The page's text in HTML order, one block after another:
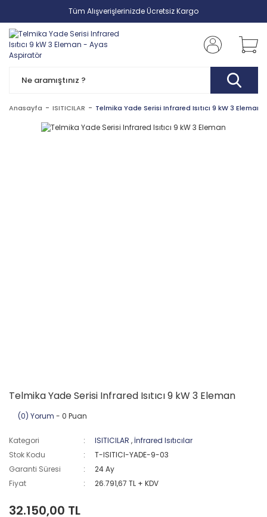
Tüm Alışverişlerinizde Ücretsiz Kargo
Anasayfa ISITICILAR Telmika Yade Serisi Infrared Isıtıcı 9 kW 3 Eleman
Telmika Yade Serisi Infrared Isıtıcı 9 kW 3 Eleman
(0) Yorum - 0 Puan
Kategori ISITICILAR , İnfrared Isıtıcılar
Stok Kodu
T-ISITICI-YADE-9-03
Garanti Süresi
24 Ay
Fiyat
26.791,67 TL + KDV
32.150,00 TL